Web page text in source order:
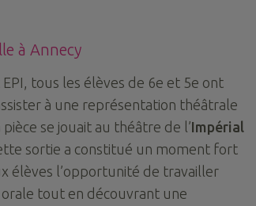
à Annecy
tous les élèves de 6e et 5e ont
à une représentation théâtrale
pièce se jouait au théâtre de l’Impérial
sortie a constitué un moment fort
élèves l’opportunité de travailler
tout en découvrant une